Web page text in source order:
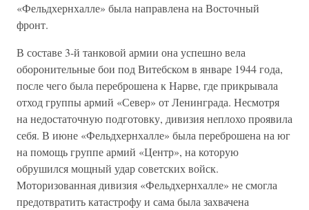
«Фельдхернхалле» была направлена на Восточный
фронт.
В составе 3-й танковой армии она успешно вела
оборонительные бои под Витебском в январе 1944 года,
после чего была переброшена к Нарве, где прикрывала
отход группы армий «Север» от Ленинграда. Несмотря
на недостаточную подготовку, дивизия неплохо проявила
себя. В июне «Фельдхернхалле» была переброшена на юг
на помощь группе армий «Центр», на которую
обрушился мощный удар советских войск.
Моторизованная дивизия «Фельдхернхалле» не смогла
предотвратить катастрофу и сама была захвачена